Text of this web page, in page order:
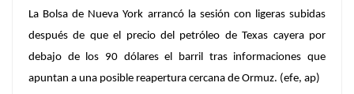
La Bolsa de Nueva York arrancó la sesión con ligeras subidas
después de que el precio del petróleo de Texas cayera por
debajo de los 90 dólares el barril tras informaciones que
apuntan a una posible reapertura cercana de Ormuz. (efe, ap)